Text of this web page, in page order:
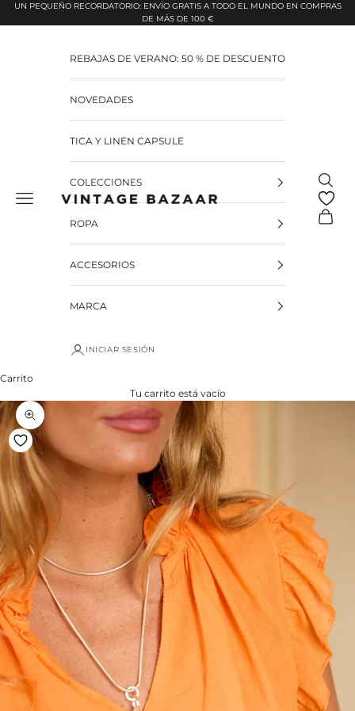
Pular para o conteúdo
UN PEQUEÑO RECORDATORIO: ENVÍO GRATIS A TODO EL MUNDO EN COMPRAS
DE MÁS DE 100 €
Vintage Bazaar
REBAJAS DE VERANO: 50 % DE DESCUENTO
NOVEDADES
TICA Y LINEN CAPSULE
COLECCIONES
ROPA
ACCESORIOS
MARCA
INICIAR SESIÓN
Carrito
Tu carrito está vacío
Zoom na imagem